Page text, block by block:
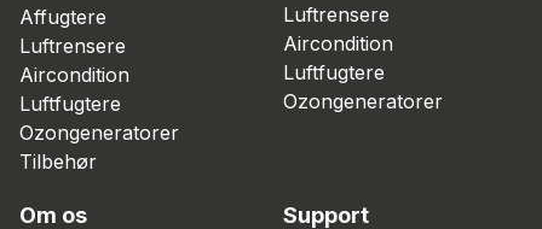
Affugtere
Luftrensere
Aircondition
Luftfugtere
Ozongeneratorer
Tilbehør
Luftrensere
Aircondition
Luftfugtere
Ozongeneratorer
Om os Support